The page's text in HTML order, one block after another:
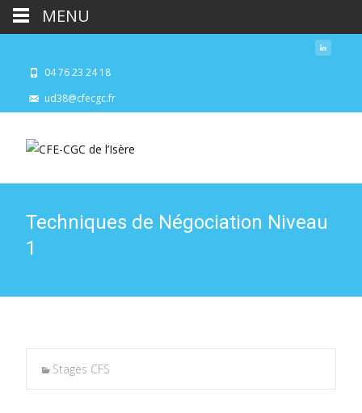
04 76 23 24 18
ud38@cfecgc.fr
Techniques de Négociation Niveau
1
Stages CFS
MENU